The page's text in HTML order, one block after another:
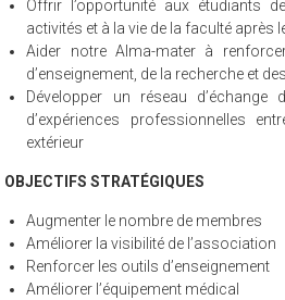
Offrir l’opportunité aux étudiants
activités et à la vie de la faculté après
Aider notre Alma-mater à
d’enseignement, de la recherche et
Développer un réseau d’échange
d’expériences professionnelles
extérieur
OBJECTIFS STRATÉGIQUES
Augmenter le nombre de membres
Améliorer la visibilité de l’association
Renforcer les outils d’enseignement
Améliorer l’équipement médical